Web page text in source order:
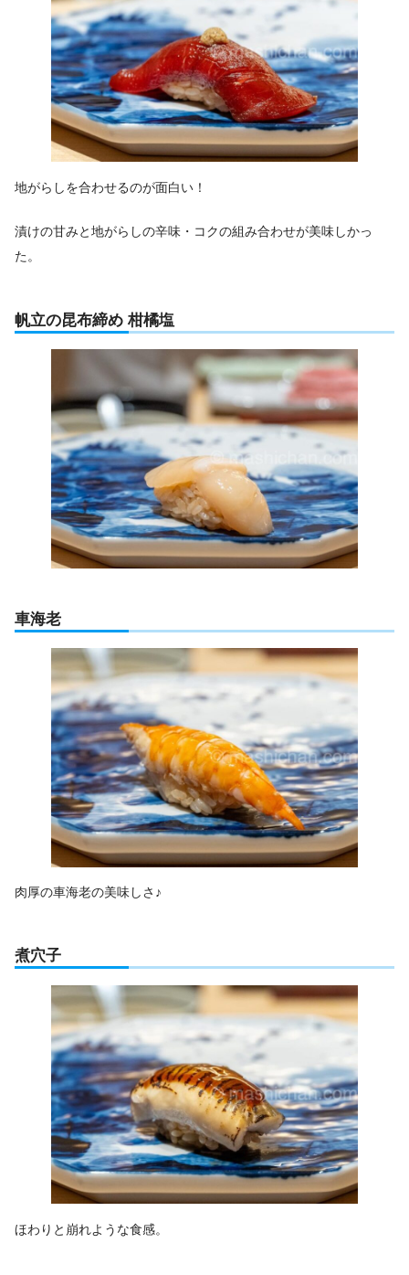
地がらしを合わせるのが面白い！
漬けの甘みと地がらしの辛味・コクの組み合わせが美味しかっ
た。
帆立の昆布締め 柑橘塩
車海老
肉厚の車海老の美味しさ♪
煮穴子
ほわりと崩れような食感。